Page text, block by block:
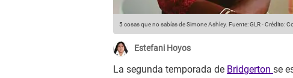
5 cosas que no sabías de Simone Ashley. Fuente: GLR-Crédito:
Estefani Hoyos
La segunda temporada de Bridgerton se